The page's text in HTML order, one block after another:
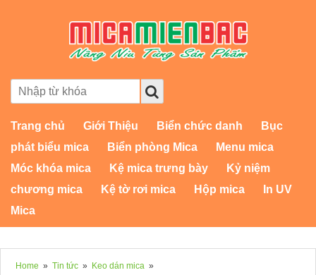
Trang chủ Giới Thiệu Biển chức danh
Bục
phát biểu mica
Biển phòng Mica
Menu mica
Móc khóa mica
Kệ mica trưng bày
Kỷ niệm
chương mica
Kệ tờ rơi mica Hộp mica
In UV
Mica
Home » Tin tức » Keo dán mica »